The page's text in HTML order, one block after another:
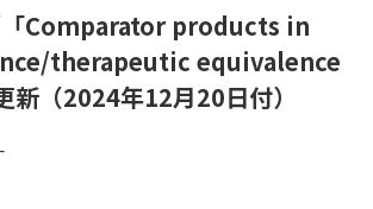
「Comparator products in
therapeutic equivalence
（2024年12月20日付）